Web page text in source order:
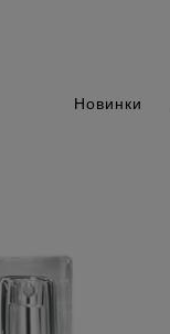
Новинки